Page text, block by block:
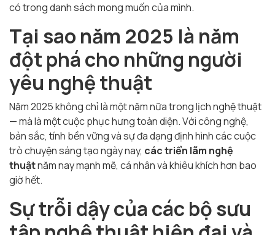
có trong danh sách mong muốn của mình.
Tại sao năm 2025 là năm
đột phá cho những người
yêu nghệ thuật
Năm 2025 không chỉ là một năm nữa trong lịch nghệ thuật
— mà là một cuộc phục hưng toàn diện. Với công nghệ,
bản sắc, tính bền vững và sự đa dạng định hình các cuộc
trò chuyện sáng tạo ngày nay, các triển lãm nghệ
thuậtnăm nay mạnh mẽ, cá nhân và khiêu khích hơn bao
giờ hết.
Sự trỗi dậy của các bộ sưu